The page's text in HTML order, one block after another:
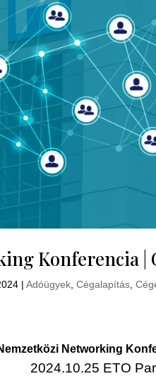
Konferencia |
|Adóügyek ,Cégalapítás ,
Networking
2024.10.25 ETO